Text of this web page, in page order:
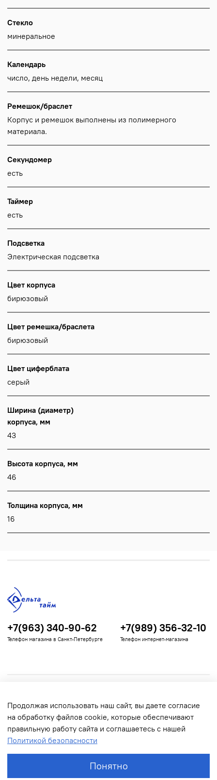
Стекло
минеральное
Календарь
число, день недели, месяц
Ремешок/браслет
Корпус и ремешок выполнены из полимерного
материала.
Секундомер
есть
Таймер
есть
Подсветка
Электрическая подсветка
Цвет корпуса
бирюзовый
Цвет ремешка/браслета
бирюзовый
Цвет циферблата
серый
Ширина (диаметр)
корпуса, мм
43
Высота корпуса, мм
46
Толщина корпуса, мм
16
Информация для покупателей
+7(963) 340-90-62
Телефон магазина в Санкт-Петербурге
+7(989) 356-32-10
Телефон интернет-магазина
Продолжая использовать наш сайт, вы даете согласие
на обработку файлов cookie, которые обеспечивают
правильную работу сайта и соглашаетесь с нашей
Политикой безопасности
Понятно